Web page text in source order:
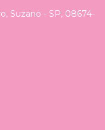
Suzano - SP, 08674-